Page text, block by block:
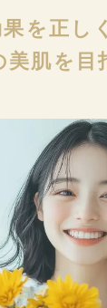
を正し
肌を目